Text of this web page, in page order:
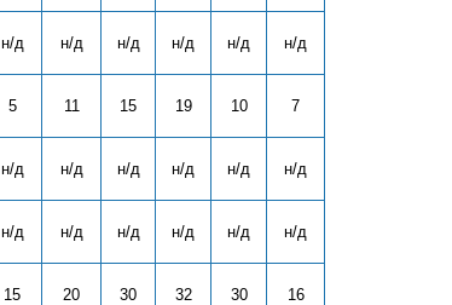
н/д н/д н/д н/д н/д н/д
5 11 15 19 10 7
н/д н/д н/д н/д н/д н/д
н/д н/д н/д н/д н/д н/д
15 20 30 32 30 16